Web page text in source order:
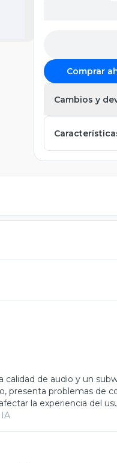
Comprar
Cambios y
calidad de audio y un
presenta problemas de
la experiencia del